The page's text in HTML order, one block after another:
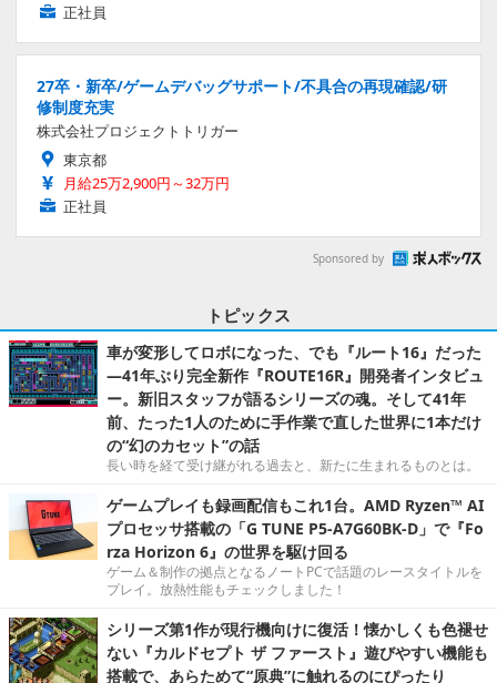
正社員
27卒・新卒/ゲームデバッグサポート/不具合の再現確認/研
修制度充実
株式会社プロジェクトトリガー
東京都
月給25万2,900円～32万円
正社員
Sponsored by
トピックス
車が変形してロボになった、でも『ルート16』だった
―41年ぶり完全新作『ROUTE16R』開発者インタビュ
ー。新旧スタッフが語るシリーズの魂。そして41年
前、たった1人のために手作業で直した世界に1本だけ
の“幻のカセット”の話
長い時を経て受け継がれる過去と、新たに生まれるものとは。
ゲームプレイも録画配信もこれ1台。AMD Ryzen™ AI
プロセッサ搭載の「G TUNE P5-A7G60BK-D」で『Fo
rza Horizon 6』の世界を駆け回る
ゲーム＆制作の拠点となるノートPCで話題のレースタイトルを
プレイ。放熱性能もチェックしました！
シリーズ第1作が現行機向けに復活！懐かしくも色褪せ
ない『カルドセプト ザ ファースト』遊びやすい機能も
搭載で、あらためて“原典”に触れるのにぴったり